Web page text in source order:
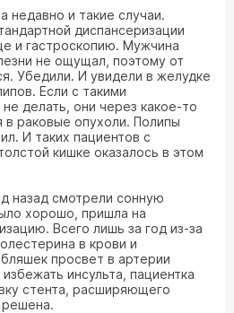
недавно и такие случаи.
диспансеризации
и гастроскопию. Мужчина
не ощущал, поэтому от
Убедили. И увидели в желудке
Если с такими
делать, они через какое-то
раковые опухоли. Полипы
И таких пациентов с
кишке оказалось в этом
назад смотрели сонную
хорошо, пришла на
Всего лишь за год из-за
в крови и
просвет в артерии
инсульта, пациентка
стента, расширяющего